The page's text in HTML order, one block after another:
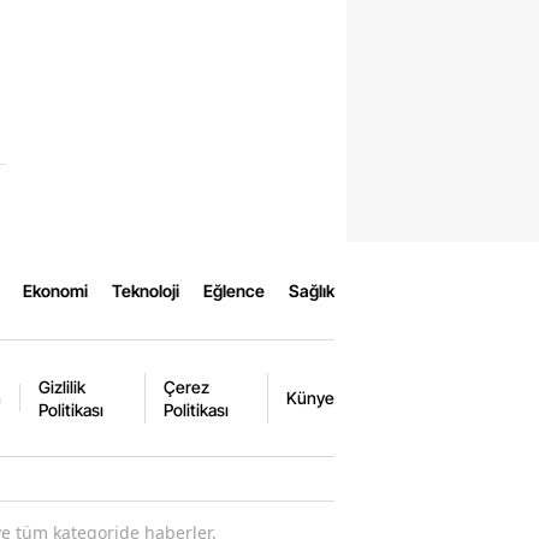
Ekonomi Teknoloji Eğlence Sağlık
Gizlilik
Politikası
Çerez
Politikası
Künye
tüm kategoride haberler.